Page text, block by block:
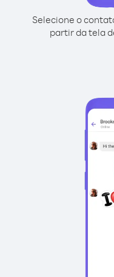
Selecione o
partir da tela